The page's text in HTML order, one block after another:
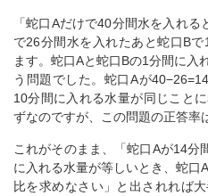
「蛇口Aだけで40分間水を入れ
で26分間水を入れたあと蛇口B
ます。蛇口Aと蛇口Bの1分間に入
う問題でした。蛇口Aが
10分間に入れる水量が同じこと
ずなのですが、この問題の正答率
これがそのまま、「蛇口Aが14分
に入れる水量が等しいとき、蛇口
比を求めなさい」と出されれば